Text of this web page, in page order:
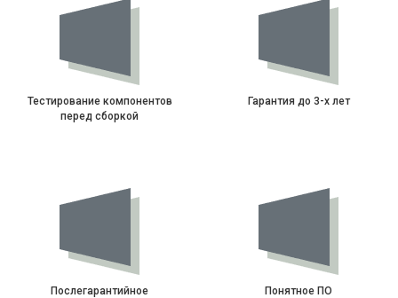
Тестирование компонентов
перед сборкой
Гарантия до 3-х лет
Послегарантийное
Понятное ПО